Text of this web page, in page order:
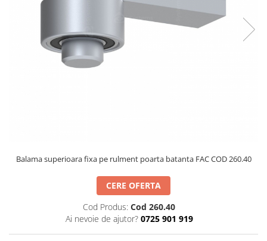
Bariere Auto / Sisteme Parcare
Kit-uri Bariere Auto
Bariere Automate
Motoare Usi Garaj
NVR - Network Video Recorder
Balama superioara fixa pe rulment poarta batanta FAC COD 260.40
CERE OFERTA
Cod Produs: Cod 260.40
Ai nevoie de ajutor? 0725 901 919